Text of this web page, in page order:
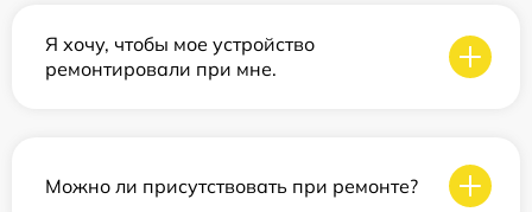
Я хочу, чтобы мое устройство
ремонтировали при мне.
Можно ли присутствовать при ремонте?